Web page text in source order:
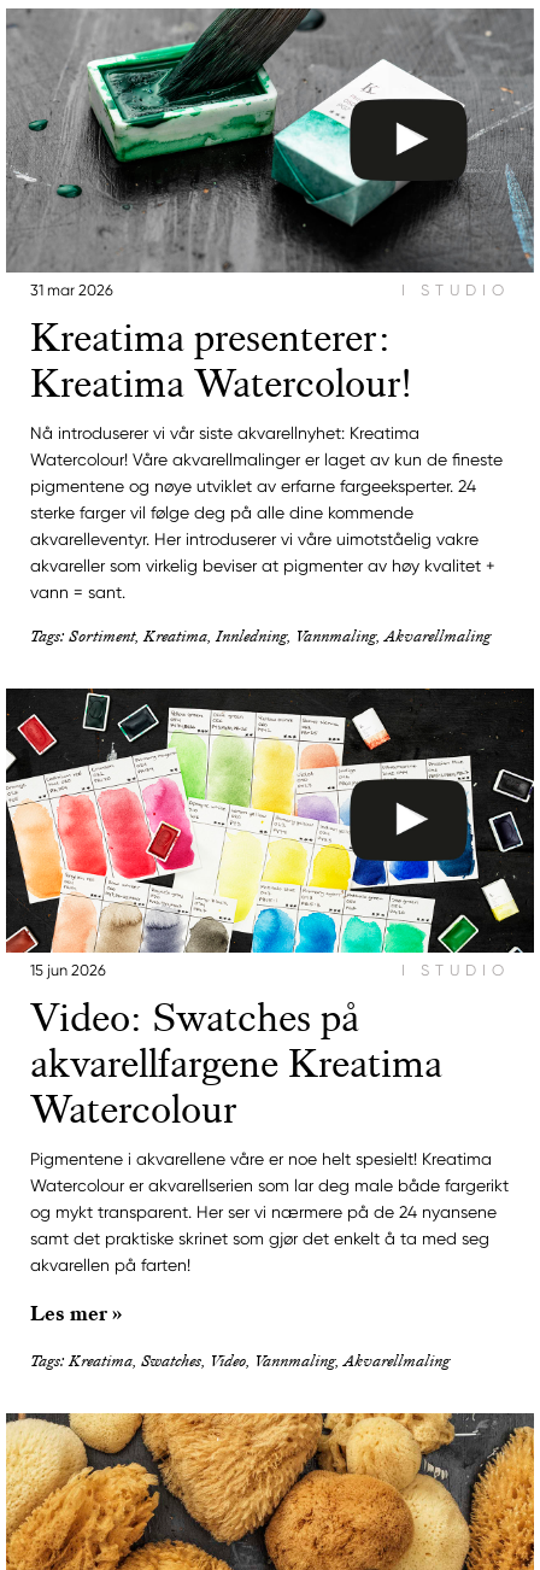
31 mar 2026 I STUDIO
Kreatima presenterer:
Kreatima Watercolour!
Nå introduserer vi vår siste akvarellnyhet: Kreatima
Watercolour! Våre akvarellmalinger er laget av kun de fineste
pigmentene og nøye utviklet av erfarne fargeeksperter. 24
sterke farger vil følge deg på alle dine kommende
akvarelleventyr. Her introduserer vi våre uimotståelig vakre
akvareller som virkelig beviser at pigmenter av høy kvalitet +
vann = sant.
Tags: Sortiment, Kreatima, Innledning, Vannmaling, Akvarellmaling
15 jun 2026 I STUDIO
Video: Swatches på
akvarellfargene Kreatima
Watercolour
Pigmentene i akvarellene våre er noe helt spesielt! Kreatima
Watercolour er akvarellserien som lar deg male både fargerikt
og mykt transparent. Her ser vi nærmere på de 24 nyansene
samt det praktiske skrinet som gjør det enkelt å ta med seg
akvarellen på farten!
Les mer »
Tags: Kreatima, Swatches, Video, Vannmaling, Akvarellmaling